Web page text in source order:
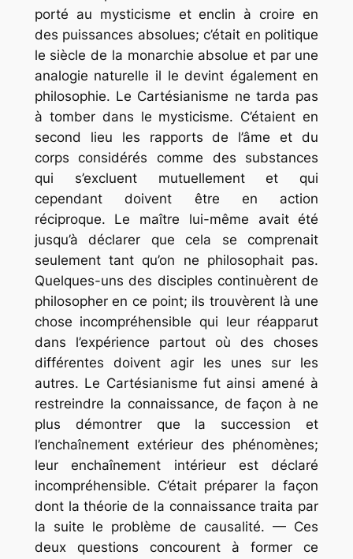
porté au mysticisme et enclin à croire en
des puissances absolues; c’était en politique
le siècle de la monarchie absolue et par une
analogie naturelle il le devint également en
philosophie. Le Cartésianisme ne tarda pas
à tomber dans le mysticisme. C’étaient en
second lieu les rapports de l’âme et du
corps considérés comme des substances
qui s’excluent mutuellement et qui
cependant doivent être en action
réciproque. Le maître lui-même avait été
jusqu’à déclarer que cela se comprenait
seulement tant qu’on ne philosophait pas.
Quelques-uns des disciples continuèrent de
philosopher en ce point; ils trouvèrent là une
chose incompréhensible qui leur réapparut
dans l’expérience partout où des choses
différentes doivent agir les unes sur les
autres. Le Cartésianisme fut ainsi amené à
restreindre la connaissance, de façon à ne
plus démontrer que la succession et
l’enchaînement extérieur des phénomènes;
leur enchaînement intérieur est déclaré
incompréhensible. C’était préparer la façon
dont la théorie de la connaissance traita par
la suite le problème de causalité. — Ces
deux questions concourent à former ce